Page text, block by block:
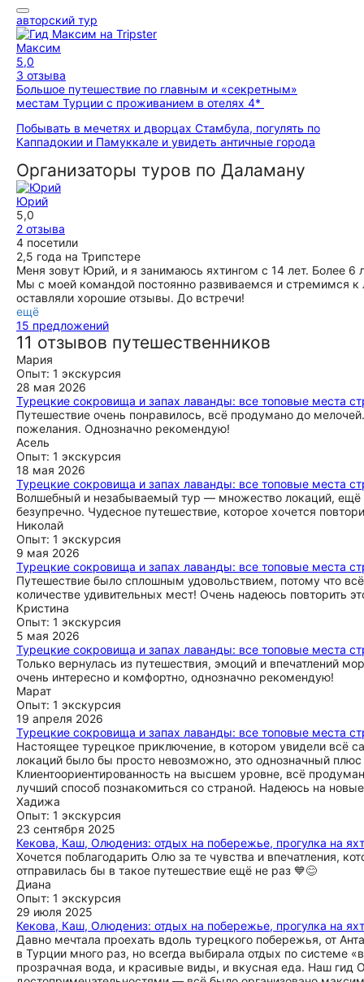
авторский тур
Максим
5,0
3 отзыва
Большое путешествие по главным и «секретным»
местам Турции с проживанием в отелях 4*
Побывать в мечетях и дворцах Стамбула, погулять по
Каппадокии и Памуккале и увидеть античные города
Организаторы туров по Даламану
Юрий
5,0
2 отзыва
4 посетили
2,5 года на Трипстере
Меня зовут Юрий, и я занимаюсь яхтингом с 14 лет. Более
Мы с моей командой постоянно развиваемся и стремимся
оставляли хорошие отзывы. До встречи!
ещё
15 предложений
11 отзывов путешественников
Мария
Опыт: 1 экскурсия
28 мая 2026
Турецкие сокровища и запах лаванды: все топовые места
Путешествие очень понравилось, всё продумано до
пожелания. Однозначно рекомендую!
Асель
Опыт: 1 экскурсия
18 мая 2026
Турецкие сокровища и запах лаванды: все топовые места
Волшебный и незабываемый тур — множество локаций, ещё
безупречно. Чудесное путешествие, которое хочется
Николай
Опыт: 1 экскурсия
9 мая 2026
Турецкие сокровища и запах лаванды: все топовые места
Путешествие было сплошным удовольствием, потому что
количестве удивительных мест! Очень надеюсь повторить
Кристина
Опыт: 1 экскурсия
5 мая 2026
Турецкие сокровища и запах лаванды: все топовые места
Только вернулась из путешествия, эмоций и впечатлений
очень интересно и комфортно, однозначно рекомендую!
Марат
Опыт: 1 экскурсия
19 апреля 2026
Турецкие сокровища и запах лаванды: все топовые места
Настоящее турецкое приключение, в котором увидели всё
локаций было бы просто невозможно, это однозначный
Клиентоориентированность на высшем уровне, всё
лучший способ познакомиться со страной. Надеюсь на
Хадижа
Опыт: 1 экскурсия
23 сентября 2025
Кекова, Каш, Олюдениз: отдых на побережье, прогулка на
Хочется поблагодарить Олю за те чувства и впечатления,
отправилась бы в такое путешествие ещё не раз 💙😊
Диана
Опыт: 1 экскурсия
29 июля 2025
Кекова, Каш, Олюдениз: отдых на побережье, прогулка на
Давно мечтала проехать вдоль турецкого побережья, от
в Турции много раз, но всегда выбирала отдых по системе
прозрачная вода, и красивые виды, и вкусная еда. Наш гид